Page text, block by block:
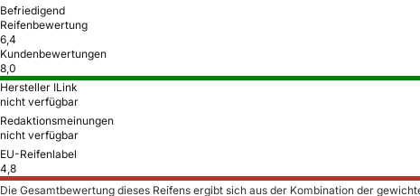
Befriedigend
Reifenbewertung
6,4
Kundenbewertungen
8,0
Hersteller ILink
nicht verfügbar
Redaktionsmeinungen
nicht verfügbar
EU-Reifenlabel
4,8
Die Gesamtbewertung dieses Reifens ergibt sich aus der Kombination der